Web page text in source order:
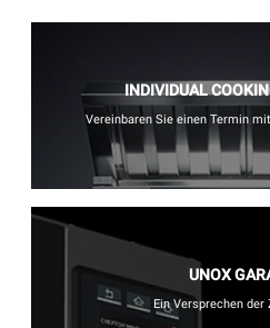
INDIVIDUAL
Vereinbaren Sie einen Termin
UNOX
Ein Versprechen der